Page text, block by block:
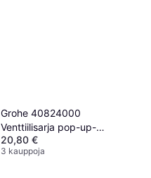
Grohe 40824000
Venttiilisarja pop-up-
venttiilillä
20,80 €
3 kauppoja